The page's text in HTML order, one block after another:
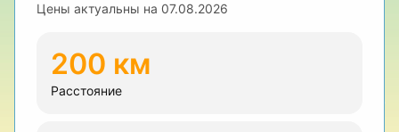
Цены актуальны на 07.08.2026
200 км
Расстояние